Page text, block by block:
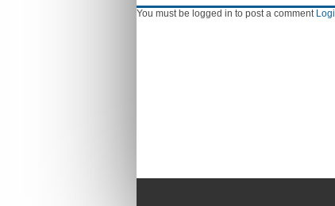
You must be logged in to post a comment